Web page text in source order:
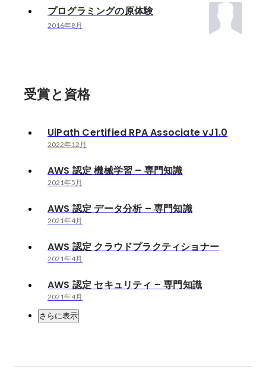
プログラミングの原体験
2016年8月
受賞と資格
UiPath Certified RPA Associate vJ1.0
2022年12月
AWS 認定 機械学習 – 専門知識
2021年5月
AWS 認定 データ分析 – 専門知識
2021年4月
AWS 認定 クラウドプラクティショナー
2021年4月
AWS 認定 セキュリティ – 専門知識
2021年4月
さらに表示